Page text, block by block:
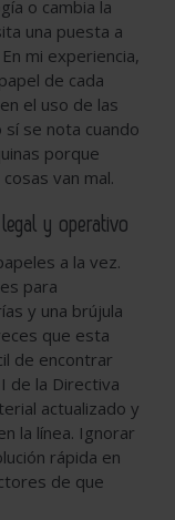
o cambia la
una puesta a
mi experiencia,
de cada
el uso de las
sí se nota cuando
porque
van mal.
y operativo
a la vez.
para
y una brújula
que esta
de encontrar
de la Directiva
actualizado y
la línea. Ignorar
rápida en
de que